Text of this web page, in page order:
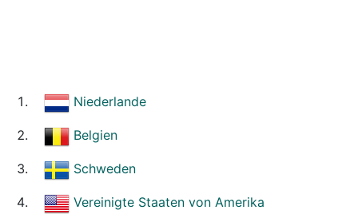
Niederlande
Belgien
Schweden
Vereinigte Staaten von Amerika